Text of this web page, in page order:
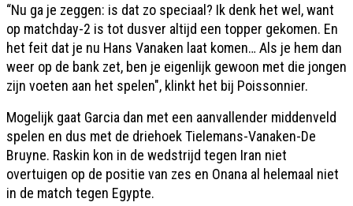
“Nu ga je zeggen: is dat zo speciaal? Ik denk het wel, want
op matchday-2 is tot dusver altijd een topper gekomen. En
het feit dat je nu Hans Vanaken laat komen… Als je hem dan
weer op de bank zet, ben je eigenlijk gewoon met die jongen
zijn voeten aan het spelen", klinkt het bij Poissonnier.
Mogelijk gaat Garcia dan met een aanvallender middenveld
spelen en dus met de driehoek Tielemans-Vanaken-De
Bruyne. Raskin kon in de wedstrijd tegen Iran niet
overtuigen op de positie van zes en Onana al helemaal niet
in de match tegen Egypte.